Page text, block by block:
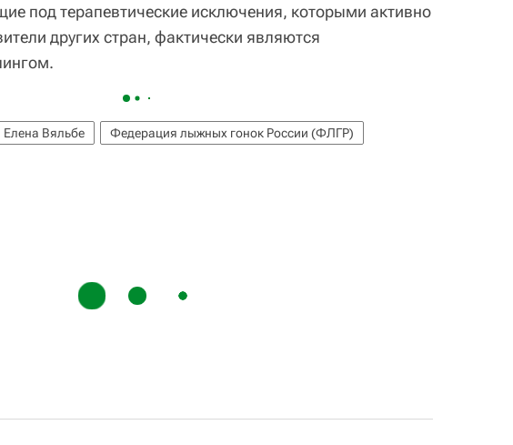
под терапевтические исключения, которыми активно
других стран, фактически являются
Елена Вяльбе Федерация лыжных гонок России (ФЛГР)